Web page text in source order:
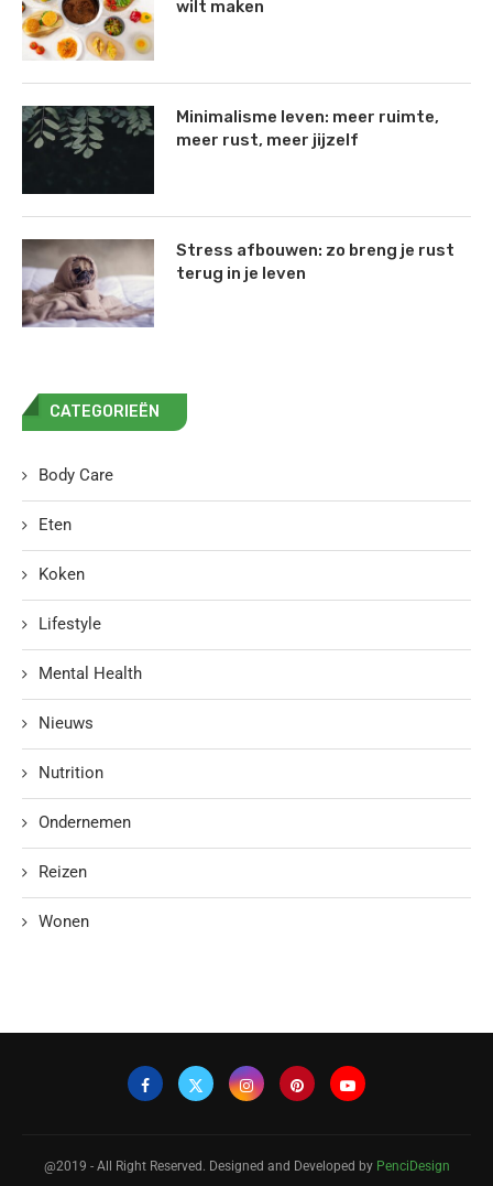
wilt maken
Minimalisme leven: meer ruimte,
meer rust, meer jijzelf
Stress afbouwen: zo breng je rust
terug in je leven
CATEGORIEËN
Body Care
Eten
Koken
Lifestyle
Mental Health
Nieuws
Nutrition
Ondernemen
Reizen
Wonen
@2019 - All Right Reserved. Designed and Developed by PenciDesign